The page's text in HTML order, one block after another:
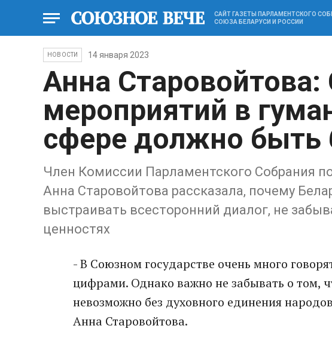
САЙТ ГАЗЕТЫ ПАРЛАМЕНТСКОГО
СОЮЗА БЕЛАРУСИ И РОССИИ
НОВОСТИ 14 января 2023
Анна
мероприятий в
сфере должно быть
Член Комиссии Парламентского Собрания
Анна Старовойтова рассказала, почему
выстраивать всесторонний диалог, не
ценностях
- В Союзном государстве очень много
цифрами. Однако важно не забывать о том,
невозможно без духовного единения
Анна Старовойтова.